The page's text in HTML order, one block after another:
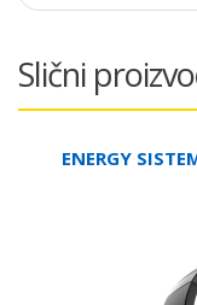
Slični
ENERGY